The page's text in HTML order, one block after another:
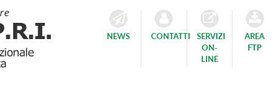
NEWS CONTATTI
SERVIZI
ON-
LINE
AREA
FTP